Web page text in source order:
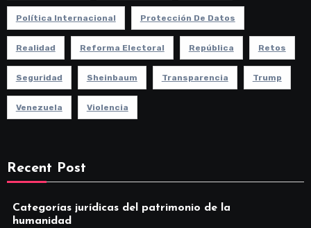
Política Internacional Protección De Datos
Realidad Reforma Electoral República Retos
Seguridad Sheinbaum Transparencia Trump
Venezuela Violencia
Recent Post
Categorías jurídicas del patrimonio de la
humanidad